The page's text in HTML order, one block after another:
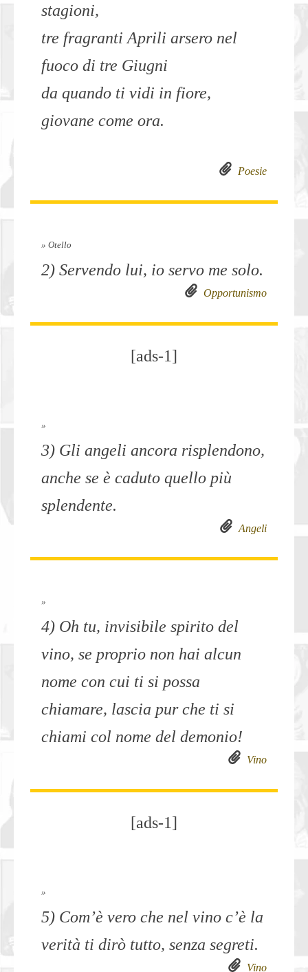
stagioni,
tre fragranti Aprili arsero nel
fuoco di tre Giugni
da quando ti vidi in fiore,
giovane come ora.
Poesie
» Otello
2) Servendo lui, io servo me solo.
Opportunismo
[ads-1]
»
3) Gli angeli ancora risplendono,
anche se è caduto quello più
splendente.
Angeli
»
4) Oh tu, invisibile spirito del
vino, se proprio non hai alcun
nome con cui ti si possa
chiamare, lascia pur che ti si
chiami col nome del demonio!
Vino
[ads-1]
»
5) Com’è vero che nel vino c’è la
verità ti dirò tutto, senza segreti.
Vino